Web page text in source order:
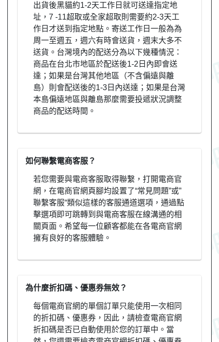
出貨後黑貓約1-2天工作日就可送達指定地
址，7 -11超取或全家超取則需要約2-3天工
作日才送到指定地點。寄送工作日一般為為
周一至週五，週六有時會送貨，週末大多不
送貨。台灣境內的配送分為以下幾種情況：
商品在台北市地區於配送後1-2日內即會送
達；如果是台灣其他地區（不含偏遠與離
島）則會配送後的1-3日內送達；如果是台灣
本島偏遠地區與離島那麼需要投遞狀況調整
商品的配送時間。
如何聯繫電商客服？
若您需要與電商客服取得聯繫，打開電商官
網，在電商官網頁腳均設置了“常見問題”或”
聯繫客服“類似這樣的客服通道選項，通過點
擊選項即可跳轉到與電商客服在線溝通的相
關頁面。希望每一位顧客都能在各電商官網
擁有良好的客服體驗。
為什麼折扣碼、優惠券無效？
每個電商官網的單個訂單只能使用一次相同
的折扣碼、優惠券，因此，請檢查電商官網
折扣碼是否已自動使用於您的訂單中。當